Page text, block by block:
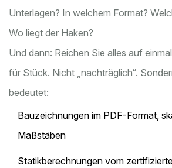
Unterlagen? In welchem Format?
Wo liegt der Haken?
Und dann: Reichen Sie alles auf
für Stück. Nicht „nachträglich“.
bedeutet:
Bauzeichnungen im PDF-Format,
Maßstäben
Statikberechnungen vom